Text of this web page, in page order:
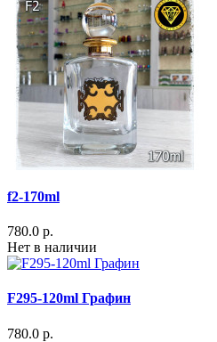
f2-170ml
780.0 р.
Нет в наличии
F295-120ml Графин
780.0 р.